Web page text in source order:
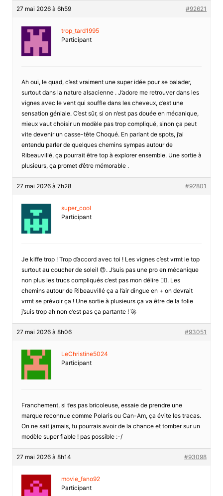
27 mai 2026 à 6h59 #92621
trop_tard1995
Participant
Ah oui, le quad, c’est vraiment une super idée pour se balader,
surtout dans la nature alsacienne . J’adore me retrouver dans les
vignes avec le vent qui souffle dans les cheveux, c’est une
sensation géniale. C’est sûr, si on n’est pas douée en mécanique,
mieux vaut choisir un modèle pas trop compliqué, sinon ça peut
vite devenir un casse-tête Choqué. En parlant de spots, j’ai
entendu parler de quelques chemins sympas autour de
Ribeauvillé, ça pourrait être top à explorer ensemble. Une sortie à
plusieurs, ça promet d’être mémorable .
27 mai 2026 à 7h28 #92801
super_cool
Participant
Je kiffe trop ! Trop d’accord avec toi ! Les vignes c’est vrmt le top
surtout au coucher de soleil 😍. J’suis pas une pro en mécanique
non plus les trucs compliqués c’est pas mon délire 🤦‍♀️. Les
chemins autour de Ribeauvillé ça a l’air dingue en + on devrait
vrmt se prévoir ça ! Une sortie à plusieurs ça va être de la folie
j’suis trop ah non c’est pas ça partante ! 🚀
27 mai 2026 à 8h06 #93051
LeChristine5024
Participant
Franchement, si t’es pas bricoleuse, essaie de prendre une
marque reconnue comme Polaris ou Can-Am, ça évite les tracas.
On ne sait jamais, tu pourrais avoir de la chance et tomber sur un
modèle super fiable ! pas possible :-/
27 mai 2026 à 8h14 #93098
movie_fano92
Participant